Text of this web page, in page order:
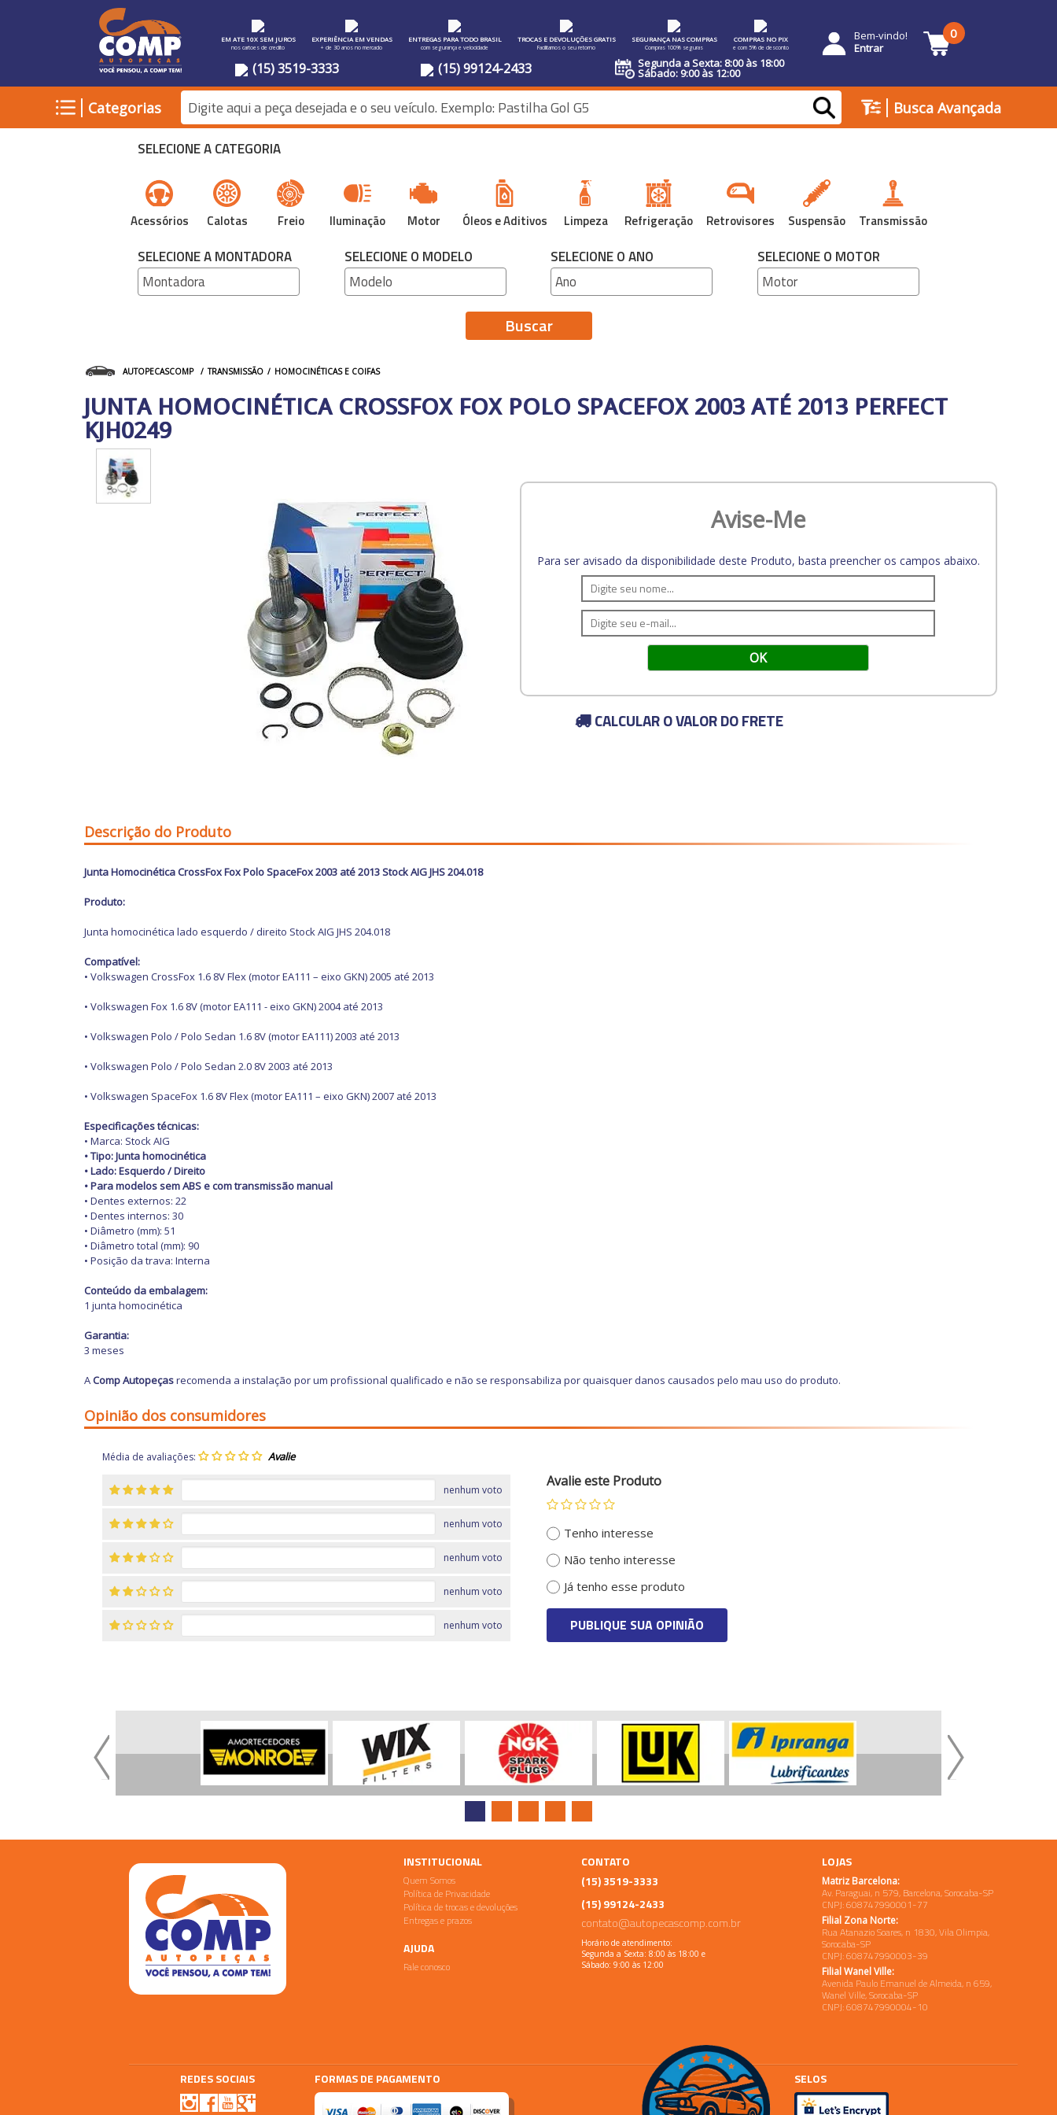
EM ATE 10X SEM JUROS
nos cartoes de credito
EXPERIÊNCIA EM VENDAS
+ de 30 anos no mercado
ENTREGAS PARA TODO BRASIL
com segurança e velocidade
TROCAS E DEVOLUÇÕES GRATIS
Facilitamos o seu retorno
SEGURANÇA NAS COMPRAS
Compras 100% seguras
COMPRAS NO PIX
e com 5% de desconto
(15) 3519-3333 (15) 99124-2433 Segunda a Sexta: 8:00 às 18:00
Sábado: 9:00 às 12:00
Bem-vindo!
Entrar
0
| Categorias | Busca Avançada
SELECIONE A CATEGORIA
Acessórios Calotas Freio Iluminação Motor Óleos e Aditivos Limpeza Refrigeração Retrovisores Suspensão Transmissão
SELECIONE A MONTADORA SELECIONE O MODELO SELECIONE O ANO SELECIONE O MOTOR
Buscar
AUTOPECASCOMP TRANSMISSÃO HOMOCINÉTICAS E COIFAS
JUNTA HOMOCINÉTICA CROSSFOX FOX POLO SPACEFOX 2003 ATÉ 2013 PERFECT
KJH0249
Avise-Me
Para ser avisado da disponibilidade deste Produto, basta preencher os campos abaixo.
CALCULAR O VALOR DO FRETE
Descrição do Produto
Junta Homocinética CrossFox Fox Polo SpaceFox 2003 até 2013 Stock AIG JHS 204.018
Produto:
Junta homocinética lado esquerdo / direito Stock AIG JHS 204.018
Compatível:
• Volkswagen CrossFox 1.6 8V Flex (motor EA111 – eixo GKN) 2005 até 2013
• Volkswagen Fox 1.6 8V (motor EA111 - eixo GKN) 2004 até 2013
• Volkswagen Polo / Polo Sedan 1.6 8V (motor EA111) 2003 até 2013
• Volkswagen Polo / Polo Sedan 2.0 8V 2003 até 2013
• Volkswagen SpaceFox 1.6 8V Flex (motor EA111 – eixo GKN) 2007 até 2013
Especificações técnicas:
• Marca: Stock AIG
• Tipo: Junta homocinética
• Lado: Esquerdo / Direito
• Para modelos sem ABS e com transmissão manual
• Dentes externos: 22
• Dentes internos: 30
• Diâmetro (mm): 51
• Diâmetro total (mm): 90
• Posição da trava: Interna
Conteúdo da embalagem:
1 junta homocinética
Garantia:
3 meses
AComp Autopeçasrecomenda a instalação por um profissional qualificado e não se responsabiliza por quaisquer danos causados pelo mau uso do produto.
Opinião dos consumidores
Média de avaliações:
nenhum voto
nenhum voto
nenhum voto
nenhum voto
nenhum voto
Avalie este Produto
Tenho interesse
Não tenho interesse
Já tenho esse produto
PUBLIQUE SUA OPINIÃO
INSTITUCIONAL
Quem Somos
Política de Privacidade
Política de trocas e devoluções
Entregas e prazos
AJUDA
Fale conosco
CONTATO
(15) 3519-3333
(15) 99124-2433
contato@autopecascomp.com.br
Horário de atendimento:
Segunda a Sexta: 8:00 às 18:00 e
Sábado: 9:00 às 12:00
LOJAS
Matriz Barcelona:
Av. Paraguai, n 579, Barcelona, Sorocaba-SP
CNPJ: 608747990001-77
Filial Zona Norte:
Rua Atanazio Soares, n 1830, Vila Olimpia,
Sorocaba-SP
CNPJ: 608747990003-39
Filial Wanel Ville:
Avenida Paulo Emanuel de Almeida, n 659,
Wanel Ville, Sorocaba-SP
CNPJ: 608747990004-10
REDES SOCIAIS FORMAS DE PAGAMENTO SELOS